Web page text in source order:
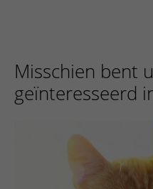
Misschien bent
geïnteresseerd